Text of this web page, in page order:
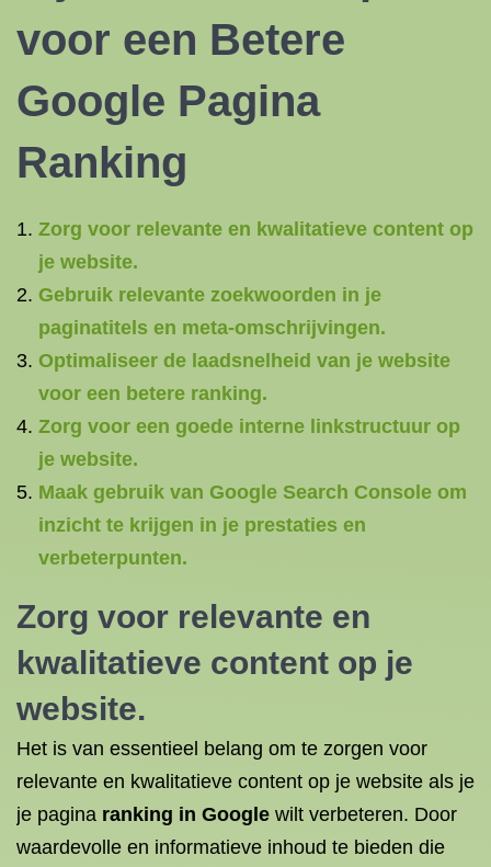
voor een Betere
Google Pagina
Ranking
Zorg voor relevante en kwalitatieve content op
je website.
Gebruik relevante zoekwoorden in je
paginatitels en meta-omschrijvingen.
Optimaliseer de laadsnelheid van je website
voor een betere ranking.
Zorg voor een goede interne linkstructuur op
je website.
Maak gebruik van Google Search Console om
inzicht te krijgen in je prestaties en
verbeterpunten.
Zorg voor relevante en
kwalitatieve content op je
website.
Het is van essentieel belang om te zorgen voor
relevante en kwalitatieve content op je website als je
je pagina ranking in Google wilt verbeteren. Door
waardevolle en informatieve inhoud te bieden die